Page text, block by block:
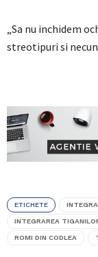
„Sa nu inchidem
streotipuri si
ETICHETE
INTEGRAREA
ROMI DIN CODLEA